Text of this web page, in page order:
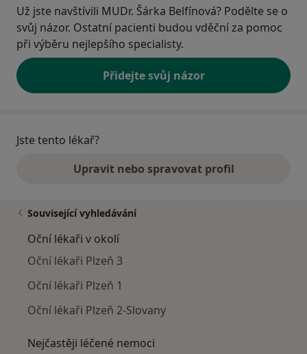
Už jste navštívili MUDr. Šárka Belfínová? Podělte se o
svůj názor. Ostatní pacienti budou vděční za pomoc
při výběru nejlepšího specialisty.
Přidejte svůj názor
Jste tento lékař?
Upravit nebo spravovat profil
Související vyhledávání
Oční lékaři v okolí
Oční lékaři Plzeň 3
Oční lékaři Plzeň 1
Oční lékaři Plzeň 2-Slovany
Nejčastěji léčené nemoci